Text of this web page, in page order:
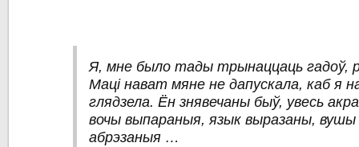
Я, мне было тады трынаццаць гадоў,
Маці нават мяне не дапускала, каб я
глядзела. Ён знявечаны быў, увесь
вочы выпараныя, язык выразаны, вушы
абрэзаныя …